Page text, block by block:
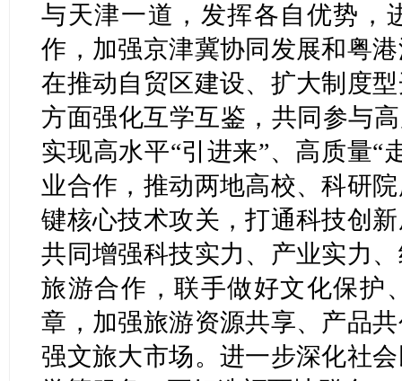
与天津一道，发挥各自优势，
作，加强京津冀协同发展和粤
在推动自贸区建设、扩大制度
方面强化互学互鉴，共同参与
实现高水平“引进来”、高质量“
业合作，推动两地高校、科研
键核心技术攻关，打通科技创
共同增强科技实力、产业实力
旅游合作，联手做好文化保护
章，加强旅游资源共享、产品
强文旅大市场。进一步深化社